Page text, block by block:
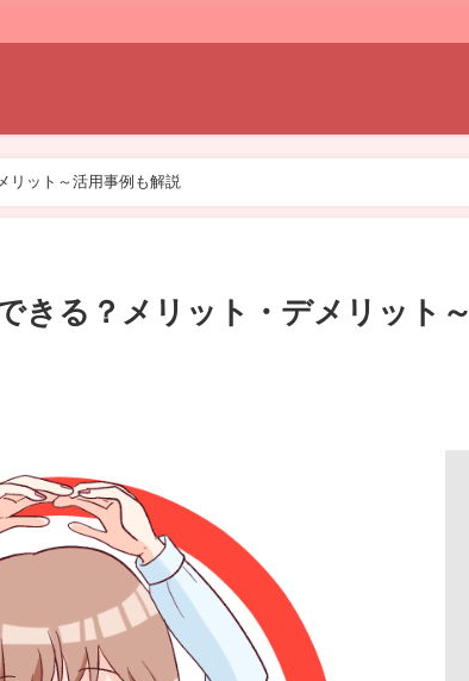
リット～活用事例も解説
きる？メリット・デメリット～